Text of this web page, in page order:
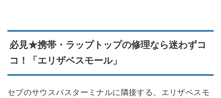
必見★携帯・ラップトップの修理なら迷わずコ
コ！「エリザベスモール」
セブのサウスバスターミナルに隣接する、エリザベスモ